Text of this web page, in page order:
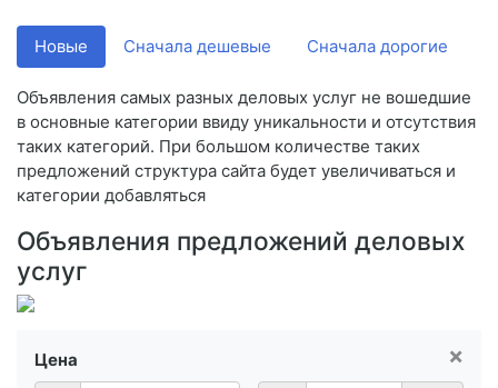
Новые Сначала дешевые Сначала дорогие
Объявления самых разных деловых услуг не вошедшие
в основные категории ввиду уникальности и отсутствия
таких категорий. При большом количестве таких
предложений структура сайта будет увеличиваться и
категории добавляться
Объявления предложений деловых
услуг
×
Цена